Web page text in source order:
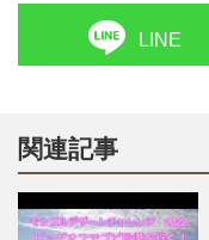
LINE
関連記事